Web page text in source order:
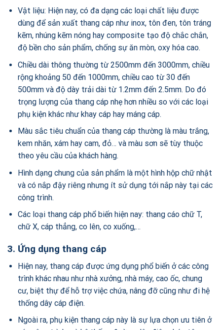
Vật liệu: Hiện nay, có đa dạng các loại chất liệu được
dùng để sản xuất thang cáp như inox, tôn đen, tôn tráng
kẽm, nhúng kẽm nóng hay composite tạo độ chắc chắn,
độ bền cho sản phẩm, chống sự ăn mòn, oxy hóa cao.
Chiều dài thông thường từ 2500mm đến 3000mm, chiều
rộng khoảng 50 đến 1000mm, chiều cao từ 30 đến
500mm và độ dày trải dài từ 1.2mm đến 2.5mm. Do đó
trọng lượng của thang cáp nhẹ hơn nhiều so với các loại
phụ kiện khác như khay cáp hay máng cáp.
Màu sắc tiêu chuẩn của thang cáp thường là màu trắng,
kem nhăn, xám hay cam, đỏ… và màu sơn sẽ tùy thuộc
theo yêu cầu của khách hàng.
Hình dạng chung của sản phẩm là một hình hộp chữ nhật
và có nắp đậy riêng nhưng ít sử dụng tới nắp này tại các
công trình.
Các loại thang cáp phổ biến hiện nay: thang cáo chữ T,
chữ X, cáp thẳng, co lên, co xuống,…
3. Ứng dụng thang cáp
Hiện nay, thang cáp được ứng dụng phổ biến ở các công
trình khác nhau như nhà xưởng, nhà máy, cao ốc, chung
cư, biệt thự để hỗ trợ việc chứa, nâng đỡ cũng như đi hệ
thống dây cáp điện.
Ngoài ra, phụ kiện thang cáp này là sự lựa chọn ưu tiên ở